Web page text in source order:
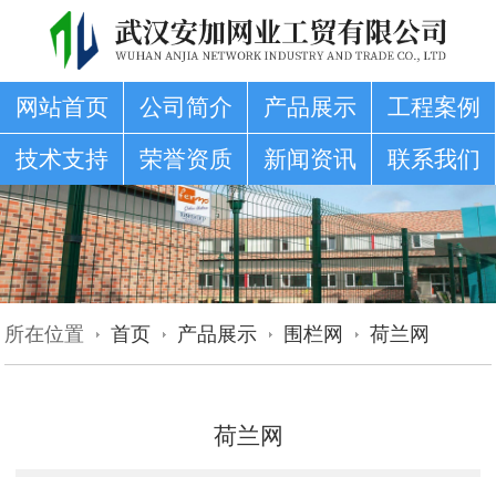
网站首页 公司简介 产品展示
工程案例
技术支持
荣誉资质 新闻资讯 联系我们
所在位置 首页 产品展示 围栏网 荷兰网
荷兰网